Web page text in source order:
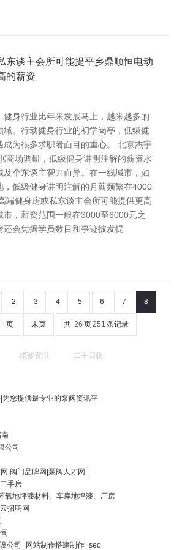
东谈主会所可能提平乡鼎顺恒电动
的薪资
健身行业比年来发展马上，越来越多的
域。行动健身行业的初学岗亭，低级健
为很多求职者面目的重心。 北京杰宇
商场调研，低级健身讲明注解的薪资水
个东谈主智力而异。在一线城市，如
，低级健身讲明注解的月薪频繁在4000
端健身房或私东谈主会所可能提供更高
市，薪资范围一般在3000至6000元之
还会凭据学员数目和事迹披发提
2 3 4 5 6 7 8
页 末页 共 26 页251 条记录
维修资讯 二手回收
您提供最专业的泵阀资讯平
公司
|阀门品牌网|泵阀人才网|
手房
氧地坪漆材料、车库地坪漆、厂房
招聘网
公司_网站制作搭建制作_seo